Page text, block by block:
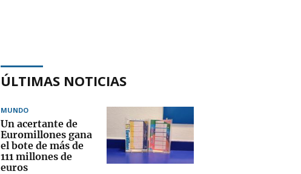
ÚLTIMAS NOTICIAS
MUNDO
Un acertante de
Euromillones gana
el bote de más de
111 millones de
euros